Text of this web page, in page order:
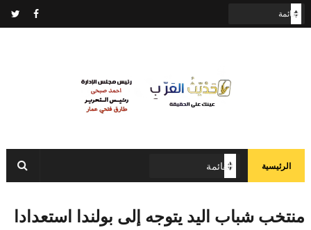
الرئيسية
منتخب شباب اليد يتوجه إلى بولندا استعدادا